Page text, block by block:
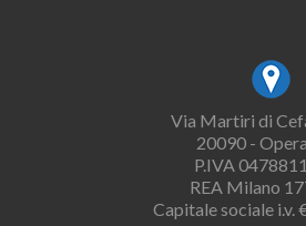
Via Martiri di
20090 -
P.IVA
REA Milano
Capitale sociale i.v.